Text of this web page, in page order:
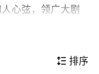
心弦，领广大剧
恩怡 饰）幼年确
 排序